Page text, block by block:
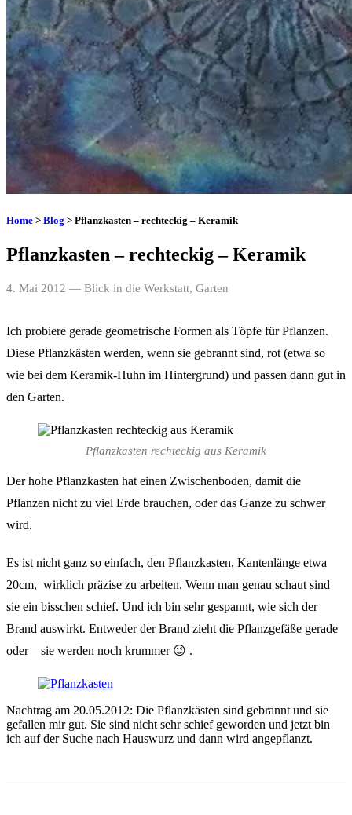
Home > Blog > Pflanzkasten – rechteckig – Keramik
Pflanzkasten – rechteckig – Keramik
4. Mai 2012 — Blick in die Werkstatt, Garten
Ich probiere gerade geometrische Formen als Töpfe für Pflanzen.
Diese Pflanzkästen werden, wenn sie gebrannt sind, rot (etwa so
wie bei dem Keramik-Huhn im Hintergrund) und passen dann gut in
den Garten.
Pflanzkasten rechteckig aus Keramik
Der hohe Pflanzkasten hat einen Zwischenboden, damit die
Pflanzen nicht zu viel Erde brauchen, oder das Ganze zu schwer
wird.
Es ist nicht ganz so einfach, den Pflanzkasten, Kantenlänge etwa
20cm, wirklich präzise zu arbeiten. Wenn man genau schaut sind
sie ein bisschen schief. Und ich bin sehr gespannt, wie sich der
Brand auswirkt. Entweder der Brand zieht die Pflanzgefäße gerade
oder – sie werden noch krummer 😉 .
Nachtrag am 20.05.2012: Die Pflanzkästen sind gebrannt und sie
gefallen mir gut. Sie sind nicht sehr schief geworden und jetzt bin
ich auf der Suche nach Hauswurz und dann wird angepflanzt.